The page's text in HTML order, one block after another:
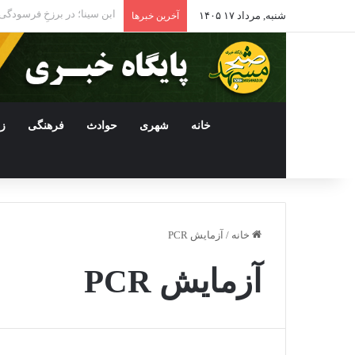
شنبه, مرداد ۱۷ ۱۴۰۵ آخرین خبرها ادامه فعالیت
خانه شهری حوادث فرهنگی
خانه / آزمایش PCR
آزمایش PCR